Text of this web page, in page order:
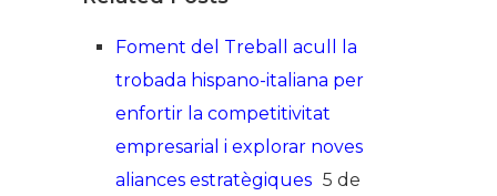
Foment del Treball acull la
trobada hispano-italiana per
enfortir la competitivitat
empresarial i explorar noves
aliances estratègiques 5 de